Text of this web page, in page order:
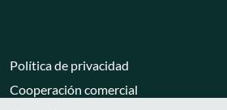
Política de privacidad
Cooperación comercial